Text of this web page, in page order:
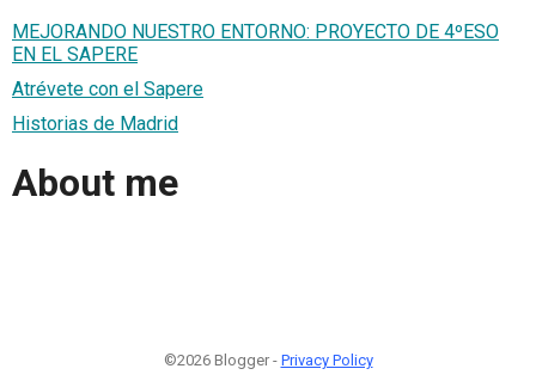
MEJORANDO NUESTRO ENTORNO: PROYECTO DE 4ºESO
EN EL SAPERE
Atrévete con el Sapere
Historias de Madrid
About me
©2026 Blogger - Privacy Policy